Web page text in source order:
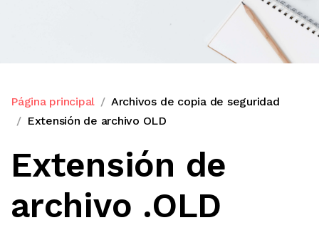
Página principal
Archivos de copia de seguridad
Extensión de archivo OLD
Extensión de
archivo .OLD